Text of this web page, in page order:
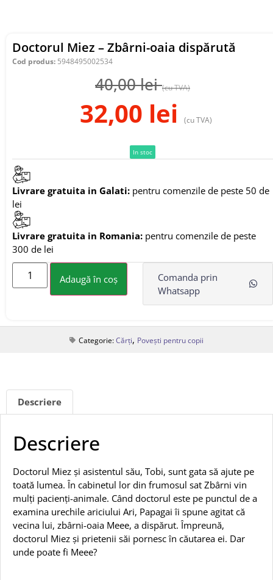
Doctorul Miez – Zbârni-oaia dispărută
Cod produs: 5948495002534
40,00lei (cu TVA)
32,00 lei (cu TVA)
In stoc
Livrare gratuita in Galati: pentru comenzile de peste 50 de
lei
Livrare gratuita in Romania: pentru comenzile de peste
300 de lei
Adaugă în coș
Comanda prin
Whatsapp
Categorie:Cărți, Povești pentru copii
Descriere
Descriere
Doctorul Miez și asistentul său, Tobi, sunt gata să ajute pe
toată lumea. În cabinetul lor din frumosul sat Zbârni vin
mulți pacienți-animale. Când doctorul este pe punctul de a
examina urechile ariciului Ari, Papagai îi spune agitat că
vecina lui, zbârni-oaia Meee, a dispărut. Împreună,
doctorul Miez și prietenii săi pornesc în căutarea ei. Dar
unde poate fi Meee?